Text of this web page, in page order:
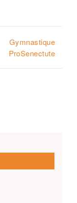
Gymnastique
ProSenectute